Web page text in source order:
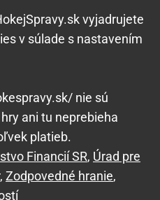
vyjadrujete
v súlade s nastavením
nie sú
ani tu neprebieha
platieb.
Financií SR, Úrad pre
, Zodpovedné hranie,